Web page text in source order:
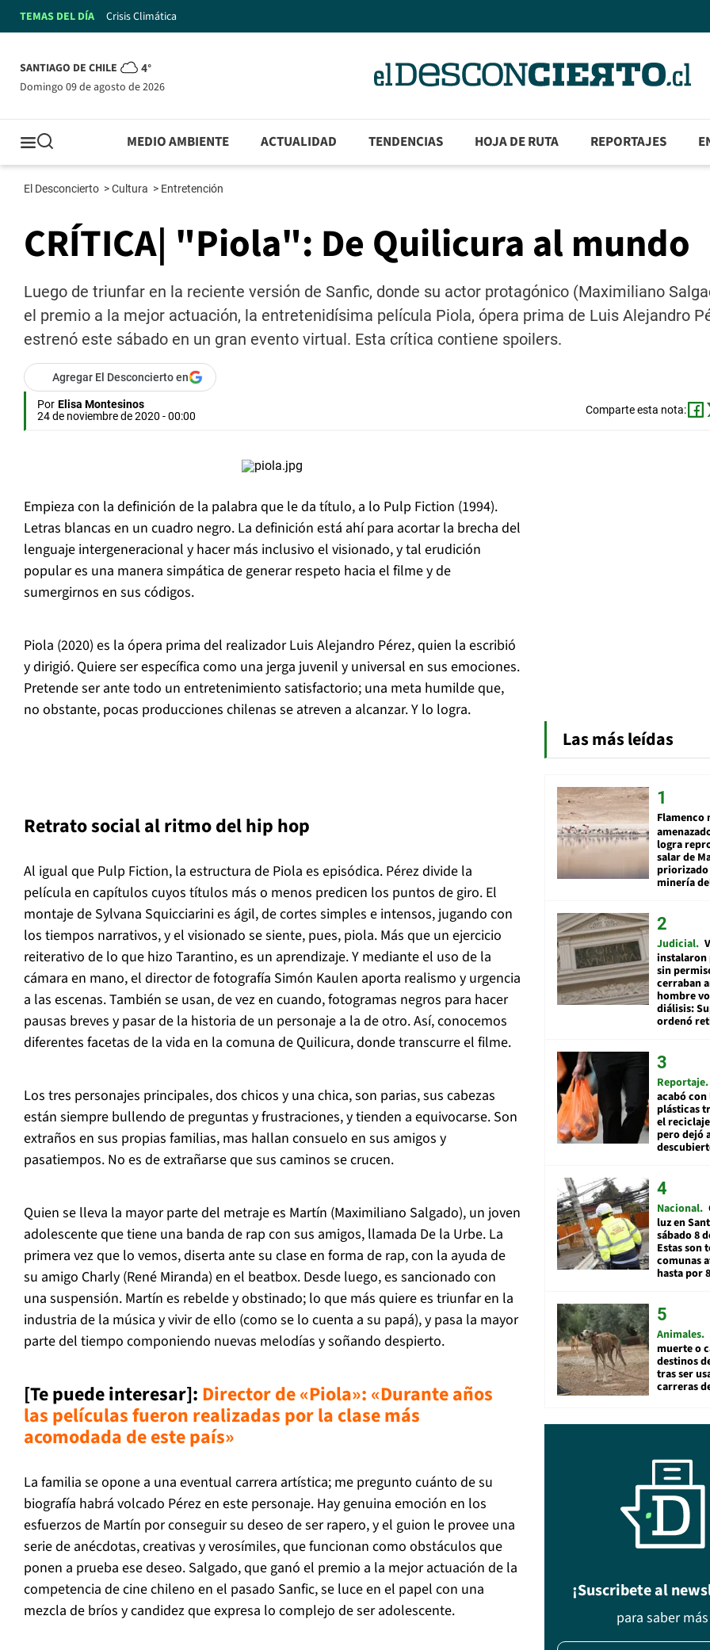
TEMAS DEL DÍA Crisis Climática
SANTIAGO DE CHILE 4°
domingo 09 de agosto de 2026
MEDIO AMBIENTE ACTUALIDAD TENDENCIAS HOJA DE RUTA REPORTAJES
El Desconcierto >Cultura > Entretención
CRÍTICA| "Piola": De Quilicura al mundo
Luego de triunfar en la reciente versión de Sanfic, donde su actor protagónico (Maximiliano
el premio a la mejor actuación, la entretenidísima película Piola, ópera prima de Luis Alejandro
estrenó este sábado en un gran evento virtual. Esta crítica contiene spoilers.
Agregar El Desconcierto en
Por Elisa Montesinos
24 de noviembre de 2020 - 00:00
Comparte esta nota:
Empieza con la definición de la palabra que le da título, a lo Pulp Fiction (1994).
Letras blancas en un cuadro negro. La definición está ahí para acortar la brecha del
lenguaje intergeneracional y hacer más inclusivo el visionado, y tal erudición
popular es una manera simpática de generar respeto hacia el filme y de
sumergirnos en sus códigos.
Piola (2020) es la ópera prima del realizador Luis Alejandro Pérez, quien la escribió
y dirigió. Quiere ser específica como una jerga juvenil y universal en sus emociones.
Pretende ser ante todo un entretenimiento satisfactorio; una meta humilde que,
no obstante, pocas producciones chilenas se atreven a alcanzar. Y lo logra.
Retrato social al ritmo del hip hop
Al igual que Pulp Fiction, la estructura de Piola es episódica. Pérez divide la
película en capítulos cuyos títulos más o menos predicen los puntos de giro. El
montaje de Sylvana Squicciarini es ágil, de cortes simples e intensos, jugando con
los tiempos narrativos, y el visionado se siente, pues, piola. Más que un ejercicio
reiterativo de lo que hizo Tarantino, es un aprendizaje. Y mediante el uso de la
cámara en mano, el director de fotografía Simón Kaulen aporta realismo y urgencia
a las escenas. También se usan, de vez en cuando, fotogramas negros para hacer
pausas breves y pasar de la historia de un personaje a la de otro. Así, conocemos
diferentes facetas de la vida en la comuna de Quilicura, donde transcurre el filme.
Los tres personajes principales, dos chicos y una chica, son parias, sus cabezas
están siempre bullendo de preguntas y frustraciones, y tienden a equivocarse. Son
extraños en sus propias familias, mas hallan consuelo en sus amigos y
pasatiempos. No es de extrañarse que sus caminos se crucen.
Quien se lleva la mayor parte del metraje es Martín (Maximiliano Salgado), un joven
adolescente que tiene una banda de rap con sus amigos, llamada De la Urbe. La
primera vez que lo vemos, diserta ante su clase en forma de rap, con la ayuda de
su amigo Charly (René Miranda) en el beatbox. Desde luego, es sancionado con
una suspensión. Martín es rebelde y obstinado; lo que más quiere es triunfar en la
industria de la música y vivir de ello (como se lo cuenta a su papá), y pasa la mayor
parte del tiempo componiendo nuevas melodías y soñando despierto.
[Te puede interesar]: Director de «Piola»: «Durante años
las películas fueron realizadas por la clase más
acomodada de este país»
La familia se opone a una eventual carrera artística; me pregunto cuánto de su
biografía habrá volcado Pérez en este personaje. Hay genuina emoción en los
esfuerzos de Martín por conseguir su deseo de ser rapero, y el guion le provee una
serie de anécdotas, creativas y verosímiles, que funcionan como obstáculos que
ponen a prueba ese deseo. Salgado, que ganó el premio a la mejor actuación de la
competencia de cine chileno en el pasado Sanfic, se luce en el papel con una
mezcla de bríos y candidez que expresa lo complejo de ser adolescente.
Las más leídas
Flamenco
logra
salar de
minería
Judicial
instalaron
sin
cerraban
hombre
diálisis:
ordenó
Reportaje
acabó con
plásticas
el
pero dejó
Nacional
luz en
sábado 8
Estas son
comunas
hasta por
Animales
muerte o
destinos
tras ser
carreras
¡Suscribete al
para saber más